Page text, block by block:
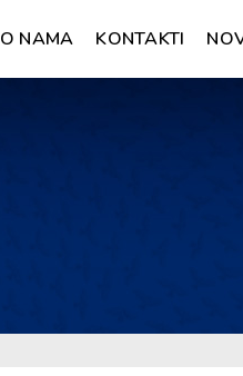
O NAMA KONTAKTI